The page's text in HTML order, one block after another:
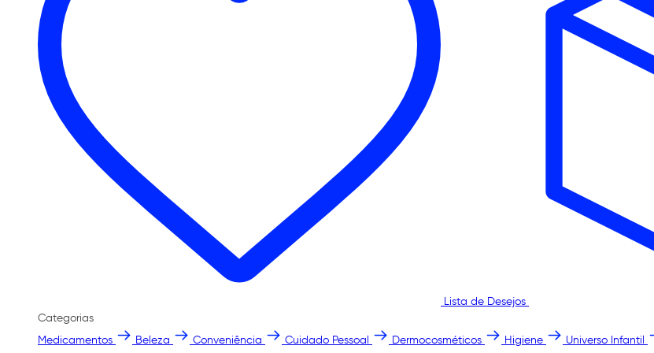
Lista de Desejos
Categorias
Medicamentos
Beleza Conveniência Cuidado Pessoal Dermocosméticos Higiene Universo Infantil